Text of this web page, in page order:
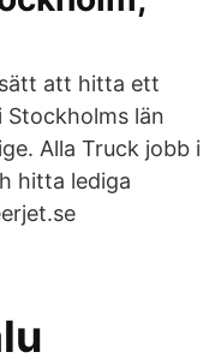
att hitta ett
län
Alla Truck jobb i
hitta lediga